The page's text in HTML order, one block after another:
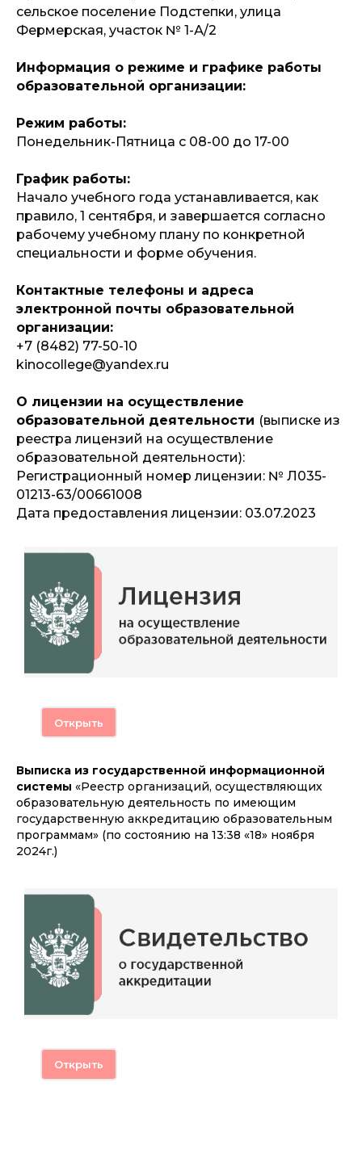
сельское поселение Подстепки, улица
Фермерская, участок № 1-А/2
Информация о режиме и графике работы
образовательной организации:
Режим работы:
Понедельник-Пятница с 08-00 до 17-00
График работы:
Начало учебного года устанавливается, как
правило, 1 сентября, и завершается согласно
рабочему учебному плану по конкретной
специальности и форме обучения.
Контактные телефоны и адреса
электронной почты образовательной
организации:
+7 (8482) 77-50-10
kinocollege@yandex.ru
О лицензии на осуществление
образовательной деятельности (выписке из
реестра лицензий на осуществление
образовательной деятельности):
Регистрационный номер лицензии: № Л035-
01213-63/00661008
Дата предоставления лицензии: 03.07.2023
Открыть
Выписка из государственной информационной
системы «Реестр организаций, осуществляющих
образовательную деятельность по имеющим
государственную аккредитацию образовательным
программам» (по состоянию на 13:38 «18» ноября
2024г.)
Открыть